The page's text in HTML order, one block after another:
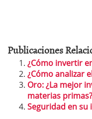
Publicaciones
¿Cómo invertir
¿Cómo analizar
Oro: ¿La mejor
materias primas?
Seguridad en su